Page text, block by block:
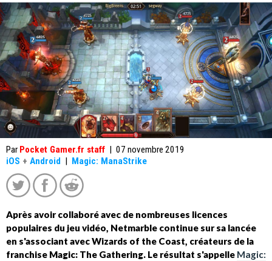
Par Pocket Gamer.fr staff | 07 novembre 2019
iOS + Android | Magic: ManaStrike
Après avoir collaboré avec de nombreuses licences
populaires du jeu vidéo, Netmarble continue sur sa lancée
en s'associant avec Wizards of the Coast, créateurs de la
franchise Magic: The Gathering. Le résultat s'appelle Magic: